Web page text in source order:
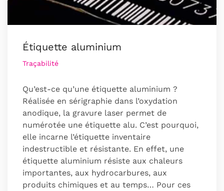
Étiquette aluminium
Traçabilité
Qu’est-ce qu’une étiquette aluminium ?
Réalisée en sérigraphie dans l’oxydation
anodique, la gravure laser permet de
numérotée une étiquette alu. C’est pourquoi,
elle incarne l’étiquette inventaire
indestructible et résistante. En effet, une
étiquette aluminium résiste aux chaleurs
importantes, aux hydrocarbures, aux
produits chimiques et au temps… Pour ces